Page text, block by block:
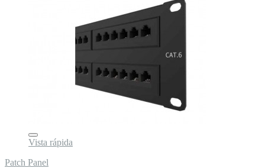
Vista rápida
Patch Panel